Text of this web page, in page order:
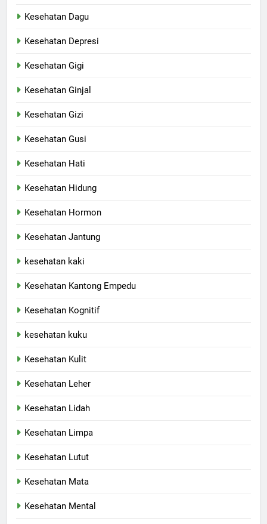
Kesehatan Dagu
Kesehatan Depresi
Kesehatan Gigi
Kesehatan Ginjal
Kesehatan Gizi
Kesehatan Gusi
Kesehatan Hati
Kesehatan Hidung
Kesehatan Hormon
Kesehatan Jantung
kesehatan kaki
Kesehatan Kantong Empedu
Kesehatan Kognitif
kesehatan kuku
Kesehatan Kulit
Kesehatan Leher
Kesehatan Lidah
Kesehatan Limpa
Kesehatan Lutut
Kesehatan Mata
Kesehatan Mental